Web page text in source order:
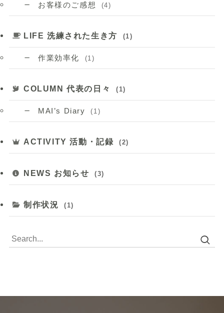
お客様のご感想 (4)
LIFE 洗練された生き方 (1)
作業効率化 (1)
COLUMN 代表の日々 (1)
MAI’s Diary (1)
ACTIVITY 活動・記録 (2)
NEWS お知らせ (3)
制作状況 (1)